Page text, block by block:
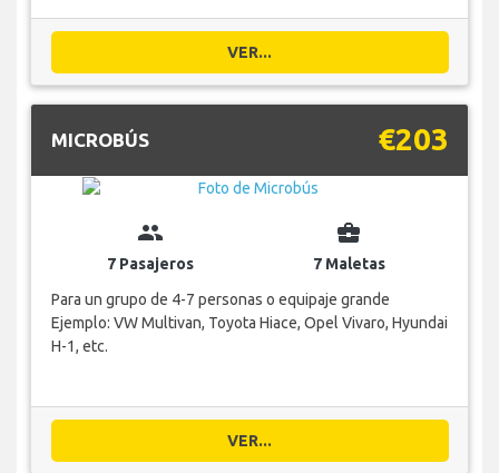
VER...
MICROBÚS €203
group
7 Pasajeros
business_center
7 Maletas
Para un grupo de 4-7 personas o equipaje grande
Ejemplo: VW Multivan, Toyota Hiace, Opel Vivaro, Hyundai
H-1, etc.
VER...